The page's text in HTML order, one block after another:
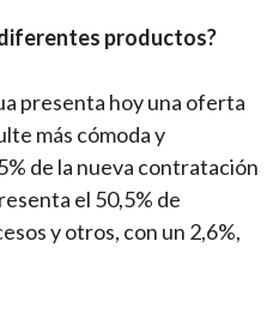
productos?
presenta hoy una oferta
más cómoda y
de la nueva contratación
el 50,5% de
y otros, con un 2,6%,